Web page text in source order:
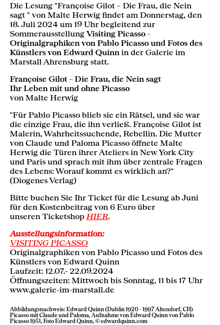
Die Lesung "Françoise Gilot – Die Frau, die Nein
sagt " von Malte Herwig findet am Donnerstag, den
18. Juli 2024 um 19 Uhr begleitend zur
Sommerausstellung Visiting Picasso -
Originalgraphiken von Pablo Picasso und Fotos des
Künstlers von Edward Quinn in der Galerie im
Marstall Ahrensburg statt.
Françoise Gilot – Die Frau, die Nein sagt
Ihr Leben mit und ohne Picasso
von Malte Herwig
"Für Pablo Picasso blieb sie ein Rätsel, und sie war
die einzige Frau, die ihn verließ. Françoise Gilot ist
Malerin, Wahrheitssuchende, Rebellin. Die Mutter
von Claude und Paloma Picasso öffnete Malte
Herwig die Türen ihrer Ateliers in New York City
und Paris und sprach mit ihm über zentrale Fragen
des Lebens: Worauf kommt es wirklich an?"
(Diogenes Verlag)
Bitte buchen Sie Ihr Ticket für die Lesung ab Juni
für den Kostenbeitrag von 6 Euro über
unseren Ticketshop HIER.
Ausstellungsinformation:
VISITING PICASSO
Originalgraphiken von Pablo Picasso und Fotos des
Künstlers von Edward Quinn
Laufzeit: 12.07.- 22.09.2024
Öffnungszeiten: Mittwoch bis Sonntag, 11 bis 17 Uhr
www.galerie-im-marstall.de
Abbildungsnachweis: Edward Quinn (Dublin 1920 - 1997 Altendorf, CH)
Picasso mit Claude und Paloma, Aufnahme von Edward Quinn von Pablo
Picasso 1951, Foto Edward Quinn, © edwardquinn.com